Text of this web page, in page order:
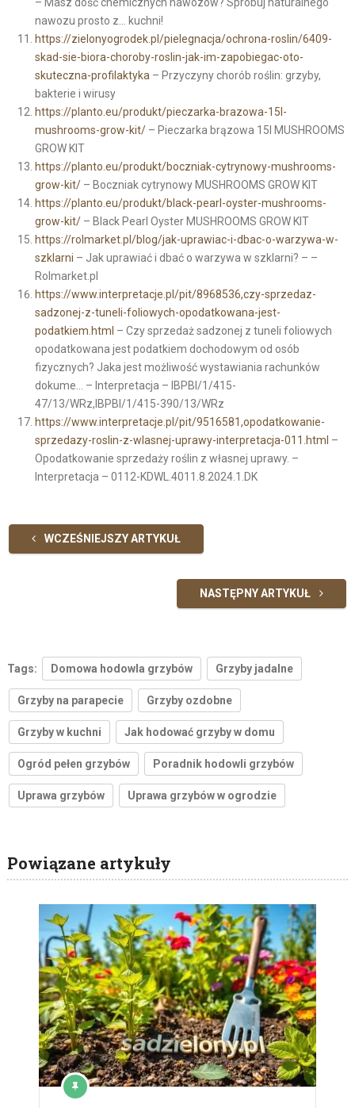
nawozu prosto z… kuchni!
https://zielonyogrodek.pl/pielegnacja/ochrona-roslin/6409-
skad-sie-biora-choroby-roslin-jak-im-zapobiegac-oto-
skuteczna-profilaktyka – Przyczyny chorób roślin: grzyby,
bakterie i wirusy
https://planto.eu/produkt/pieczarka-brazowa-15l-
mushrooms-grow-kit/– Pieczarka brązowa 15l MUSHROOMS
GROW KIT
https://planto.eu/produkt/boczniak-cytrynowy-mushrooms-
grow-kit/– Boczniak cytrynowy MUSHROOMS GROW KIT
https://planto.eu/produkt/black-pearl-oyster-mushrooms-
grow-kit/– Black Pearl Oyster MUSHROOMS GROW KIT
https://rolmarket.pl/blog/jak-uprawiac-i-dbac-o-warzywa-w-
szklarni – Jak uprawiać i dbać o warzywa w szklarni? – –
Rolmarket.pl
https://www.interpretacje.pl/pit/8968536,czy-sprzedaz-
sadzonej-z-tuneli-foliowych-opodatkowana-jest-
podatkiem.html – Czy sprzedaż sadzonej z tuneli foliowych
opodatkowana jest podatkiem dochodowym od osób
fizycznych? Jaka jest możliwość wystawiania rachunków
dokume… – Interpretacja – IBPBI/1/415-
47/13/WRz,IBPBI/1/415-390/13/WRz
https://www.interpretacje.pl/pit/9516581,opodatkowanie-
sprzedazy-roslin-z-wlasnej-uprawy-interpretacja-011.html –
Opodatkowanie sprzedaży roślin z własnej uprawy. –
Interpretacja – 0112-KDWL.4011.8.2024.1.DK
WCZEŚNIEJSZY ARTYKUŁ
NASTĘPNY ARTYKUŁ
Tags: Domowa hodowla grzybów Grzyby jadalne
Grzyby na parapecie Grzyby ozdobne
Grzyby w kuchni Jak hodować grzyby w domu
Ogród pełen grzybów Poradnik hodowli grzybów
Uprawa grzybów Uprawa grzybów w ogrodzie
Powiązane artykuły